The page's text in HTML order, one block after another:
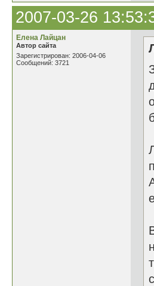
2007-03-26
Елена Лайцан
Автор сайта
Зарегистрирован: 2006-04-06
Сообщений: 3721